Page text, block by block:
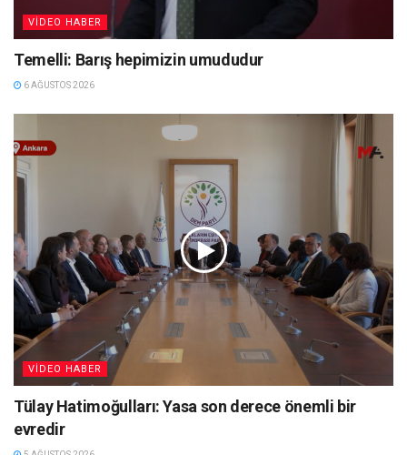
VIDEO HABER
Temelli: Barış hepimizin umududur
6 AĞUSTOS 2026
VIDEO HABER
Tülay Hatimoğulları: Yasa son derece önemli bir
evredir